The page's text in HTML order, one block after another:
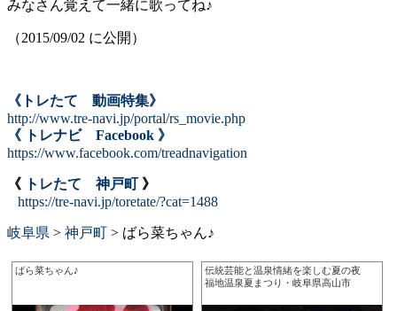
みなさん覚えて一緒に歌ってね♪
（2015/09/02 に公開）
《トレたて 動画特集》
http://www.tre-navi.jp/portal/rs_movie.php
《 トレナビ Facebook 》
https://www.facebook.com/treadnavigation
《 トレたて 神戸町》
https://tre-navi.jp/toretate/?cat=1488
岐阜県 > 神戸町 > ばら菜ちゃん♪
ばら菜ちゃん♪
伝統芸能と温泉情緒を楽しむ夏の夜
福地温泉夏まつり・岐阜県高山市